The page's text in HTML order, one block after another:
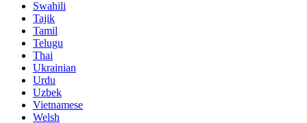
Swahili
Tajik
Tamil
Telugu
Thai
Ukrainian
Urdu
Uzbek
Vietnamese
Welsh